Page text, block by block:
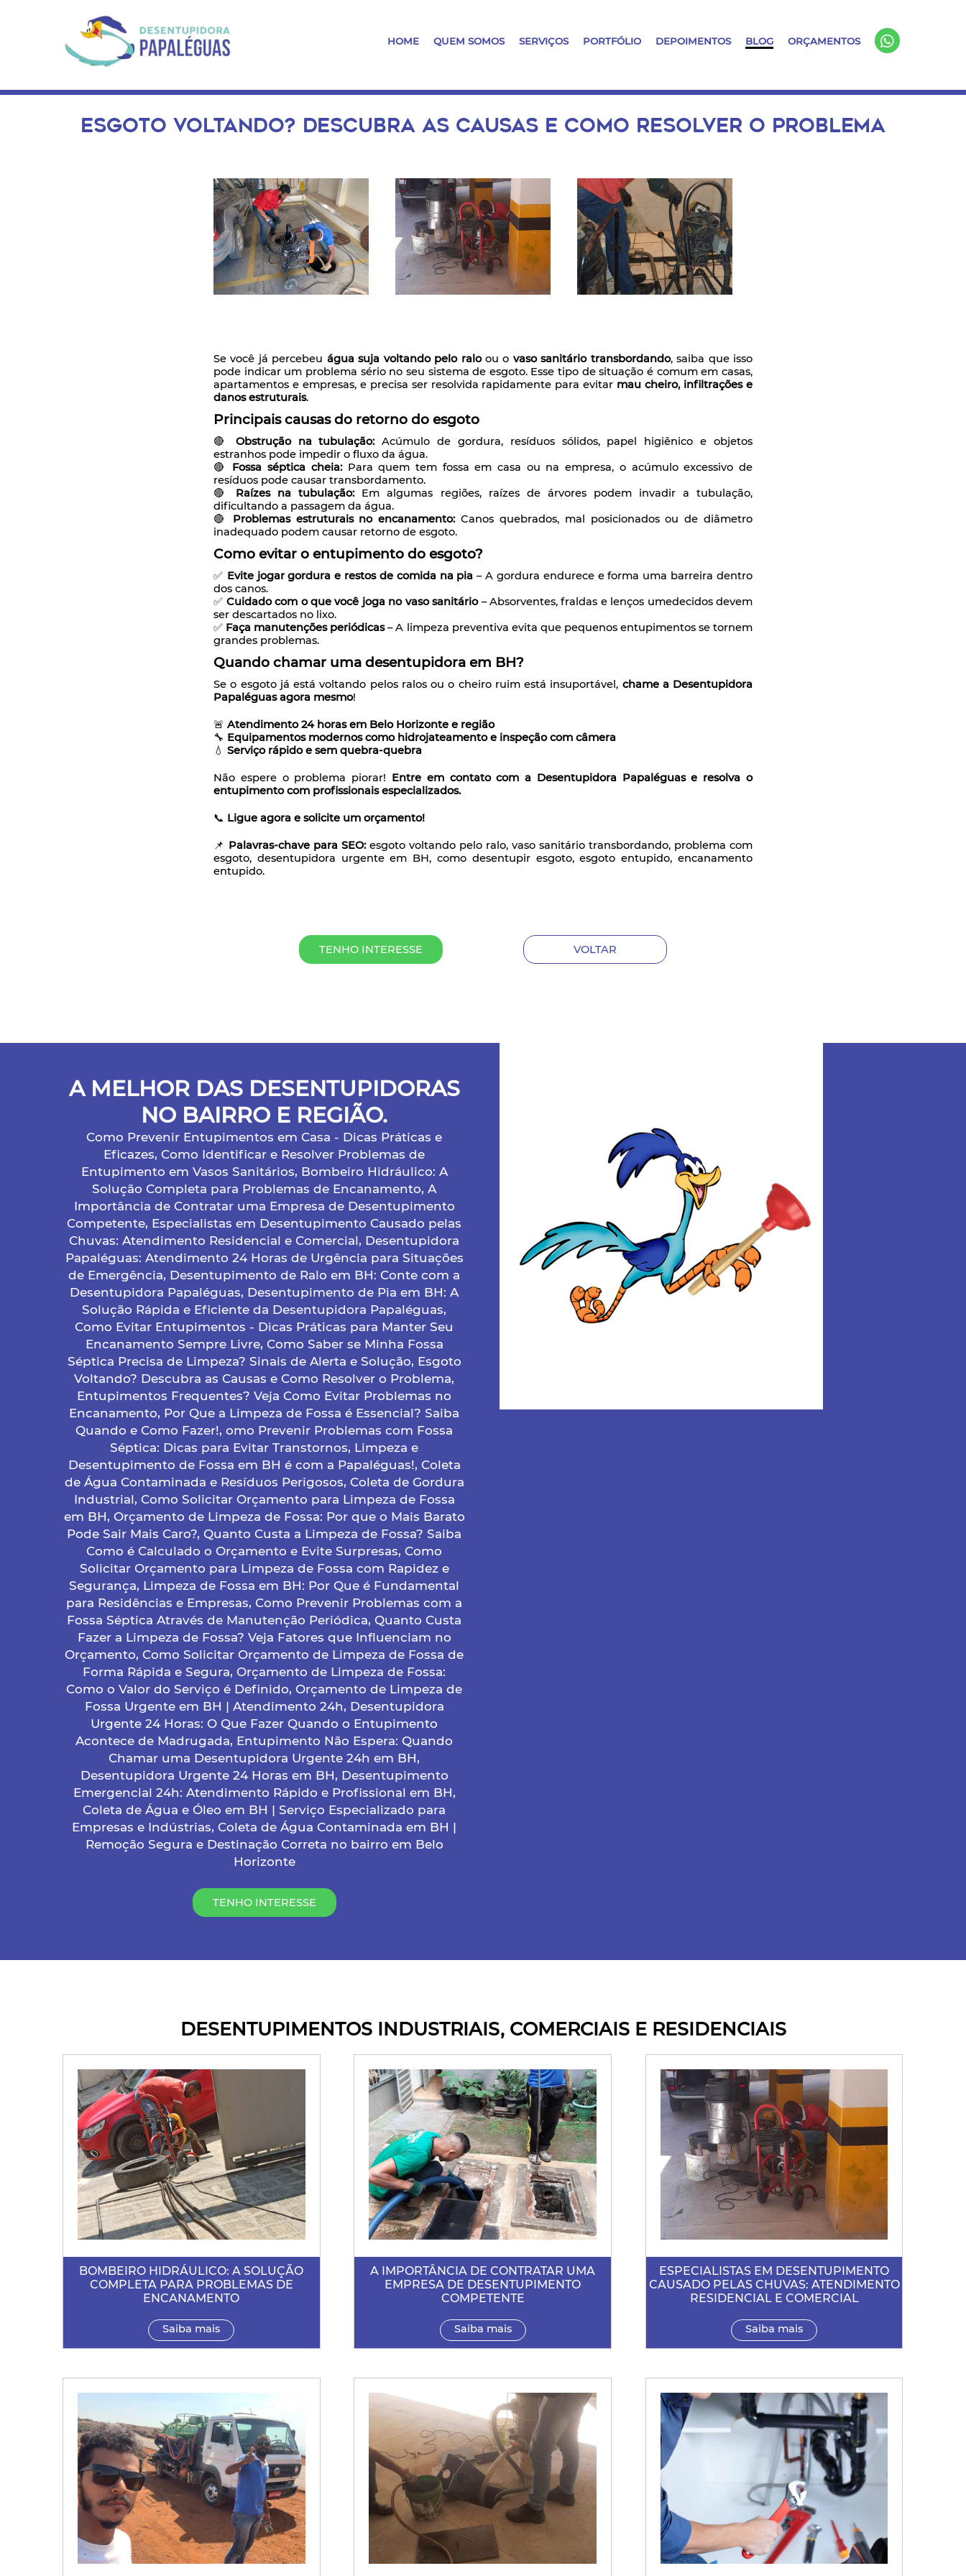
HOME QUEM SOMOS SERVIÇOS PORTFÓLIO DEPOIMENTOS BLOG ORÇAMENTOS
ESGOTO VOLTANDO? DESCUBRA AS CAUSAS E COMO RESOLVER O PROBLEMA
Se você já percebeu água suja voltando pelo raloou o vaso sanitário transbordando, saiba que isso
pode indicar um problema sério no seu sistema de esgoto. Esse tipo de situação é comum em casas,
apartamentos e empresas, e precisa ser resolvida rapidamente para evitar mau cheiro, infiltrações e
danos estruturais.
Principais causas do retorno do esgoto
🔴 Obstrução na tubulação:Acúmulo de gordura, resíduos sólidos, papel higiênico e objetos
estranhos pode impedir o fluxo da água.
🔴 Fossa séptica cheia:Para quem tem fossa em casa ou na empresa, o acúmulo excessivo de
resíduos pode causar transbordamento.
🔴 Raízes na tubulação:Em algumas regiões, raízes de árvores podem invadir a tubulação,
dificultando a passagem da água.
🔴 Problemas estruturais no encanamento:Canos quebrados, mal posicionados ou de diâmetro
inadequado podem causar retorno de esgoto.
Como evitar o entupimento do esgoto?
✅ Evite jogar gordura e restos de comida na pia – A gordura endurece e forma uma barreira dentro
dos canos.
✅ Cuidado com o que você joga no vaso sanitário– Absorventes, fraldas e lenços umedecidos devem
ser descartados no lixo.
✅ Faça manutenções periódicas– A limpeza preventiva evita que pequenos entupimentos se tornem
grandes problemas.
Quando chamar uma desentupidora em BH?
Se o esgoto já está voltando pelos ralos ou o cheiro ruim está insuportável, chame a Desentupidora
Papaléguas agora mesmo!
🚨 Atendimento 24 horas em Belo Horizonte e região
🔧 Equipamentos modernos como hidrojateamento e inspeção com câmera
💧 Serviço rápido e sem quebra-quebra
Não espere o problema piorar! Entre em contato com a Desentupidora Papaléguas e resolva o
entupimento com profissionais especializados.
📞 Ligue agora e solicite um orçamento!
📌 Palavras-chave para SEO:esgoto voltando pelo ralo, vaso sanitário transbordando, problema com
esgoto, desentupidora urgente em BH, como desentupir esgoto, esgoto entupido, encanamento
entupido.
TENHO INTERESSE VOLTAR
A MELHOR DAS DESENTUPIDORAS
NO BAIRRO E REGIÃO.
Como Prevenir Entupimentos em Casa - Dicas Práticas e
Eficazes, Como Identificar e Resolver Problemas de
Entupimento em Vasos Sanitários, Bombeiro Hidráulico: A
Solução Completa para Problemas de Encanamento, A
Importância de Contratar uma Empresa de Desentupimento
Competente, Especialistas em Desentupimento Causado pelas
Chuvas: Atendimento Residencial e Comercial, Desentupidora
Papaléguas: Atendimento 24 Horas de Urgência para Situações
de Emergência, Desentupimento de Ralo em BH: Conte com a
Desentupidora Papaléguas, Desentupimento de Pia em BH: A
Solução Rápida e Eficiente da Desentupidora Papaléguas,
Como Evitar Entupimentos - Dicas Práticas para Manter Seu
Encanamento Sempre Livre, Como Saber se Minha Fossa
Séptica Precisa de Limpeza? Sinais de Alerta e Solução, Esgoto
Voltando? Descubra as Causas e Como Resolver o Problema,
Entupimentos Frequentes? Veja Como Evitar Problemas no
Encanamento, Por Que a Limpeza de Fossa é Essencial? Saiba
Quando e Como Fazer!, omo Prevenir Problemas com Fossa
Séptica: Dicas para Evitar Transtornos, Limpeza e
Desentupimento de Fossa em BH é com a Papaléguas!, Coleta
de Água Contaminada e Resíduos Perigosos, Coleta de Gordura
Industrial, Como Solicitar Orçamento para Limpeza de Fossa
em BH, Orçamento de Limpeza de Fossa: Por que o Mais Barato
Pode Sair Mais Caro?, Quanto Custa a Limpeza de Fossa? Saiba
Como é Calculado o Orçamento e Evite Surpresas, Como
Solicitar Orçamento para Limpeza de Fossa com Rapidez e
Segurança, Limpeza de Fossa em BH: Por Que é Fundamental
para Residências e Empresas, Como Prevenir Problemas com a
Fossa Séptica Através de Manutenção Periódica, Quanto Custa
Fazer a Limpeza de Fossa? Veja Fatores que Influenciam no
Orçamento, Como Solicitar Orçamento de Limpeza de Fossa de
Forma Rápida e Segura, Orçamento de Limpeza de Fossa:
Como o Valor do Serviço é Definido, Orçamento de Limpeza de
Fossa Urgente em BH | Atendimento 24h, Desentupidora
Urgente 24 Horas: O Que Fazer Quando o Entupimento
Acontece de Madrugada, Entupimento Não Espera: Quando
Chamar uma Desentupidora Urgente 24h em BH,
Desentupidora Urgente 24 Horas em BH, Desentupimento
Emergencial 24h: Atendimento Rápido e Profissional em BH,
Coleta de Água e Óleo em BH | Serviço Especializado para
Empresas e Indústrias, Coleta de Água Contaminada em BH |
Remoção Segura e Destinação Correta no bairro em Belo
Horizonte
TENHO INTERESSE
DESENTUPIMENTOS INDUSTRIAIS, COMERCIAIS E RESIDENCIAIS
BOMBEIRO HIDRÁULICO: A SOLUÇÃO
COMPLETA PARA PROBLEMAS DE
ENCANAMENTO
Saiba mais
A IMPORTÂNCIA DE CONTRATAR UMA
EMPRESA DE DESENTUPIMENTO
COMPETENTE
Saiba mais
ESPECIALISTAS EM DESENTUPIMENTO
CAUSADO PELAS CHUVAS: ATENDIMENTO
RESIDENCIAL E COMERCIAL
Saiba mais